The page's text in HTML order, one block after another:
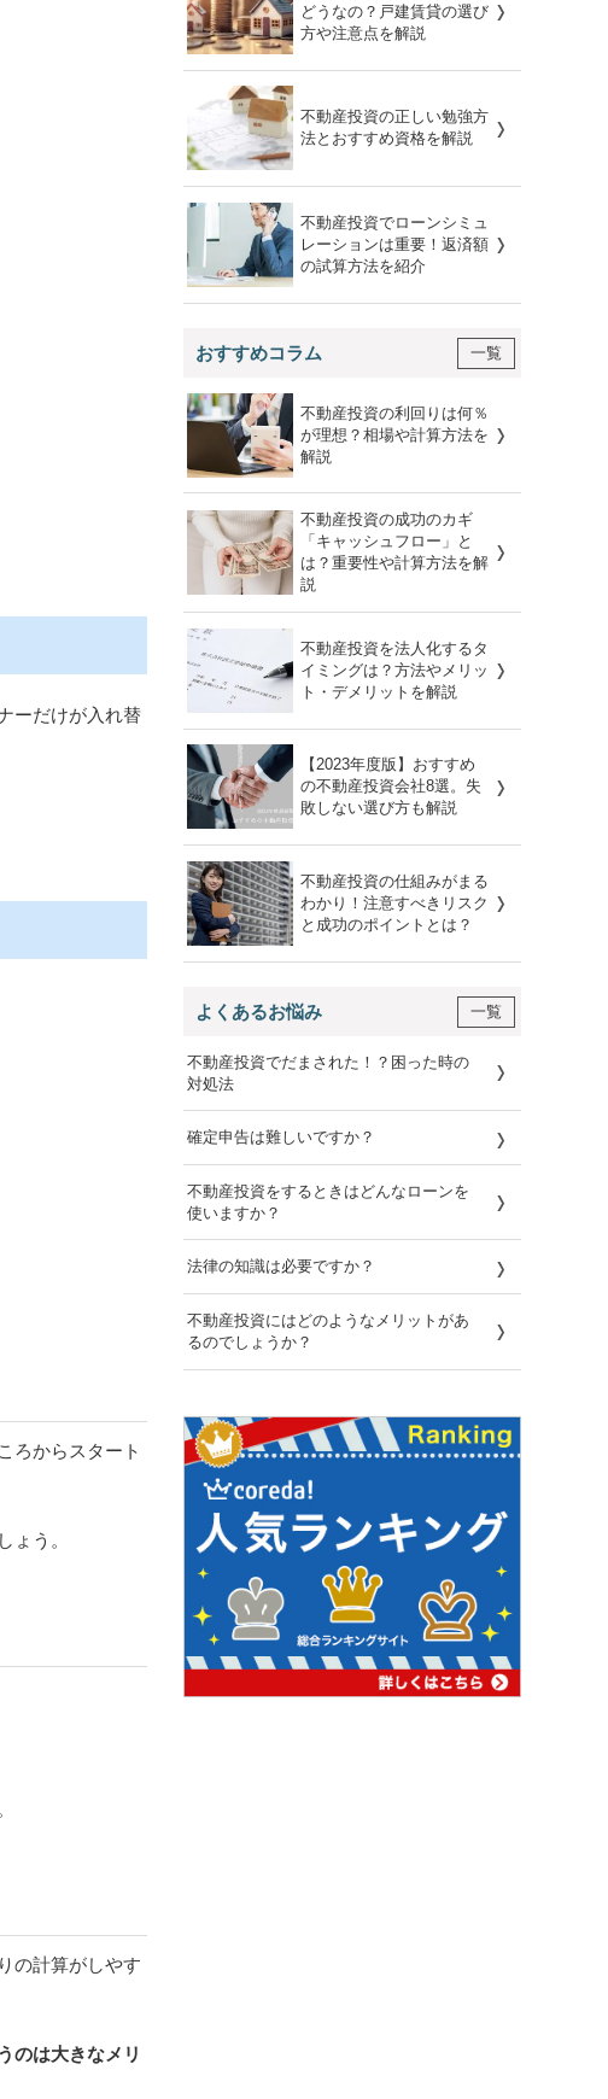
ーだけが入れ替
ろからスタート
ょう。
の計算がしやす
のは大きなメリ
どうなの？戸建賃貸の選び
方や注意点を解説
不動産投資の正しい勉強方
法とおすすめ資格を解説
不動産投資でローンシミュ
レーションは重要！返済額
の試算方法を紹介
おすすめコラム 一覧
不動産投資の利回りは何％
が理想？相場や計算方法を
解説
不動産投資の成功のカギ
「キャッシュフロー」と
は？重要性や計算方法を解
説
不動産投資を法人化するタ
イミングは？方法やメリッ
ト・デメリットを解説
【2023年度版】おすすめ
の不動産投資会社8選。失
敗しない選び方も解説
不動産投資の仕組みがまる
わかり！注意すべきリスク
と成功のポイントとは？
よくあるお悩み 一覧
不動産投資でだまされた！？困った時の
対処法
確定申告は難しいですか？
不動産投資をするときはどんなローンを
使いますか？
法律の知識は必要ですか？
不動産投資にはどのようなメリットがあ
るのでしょうか？